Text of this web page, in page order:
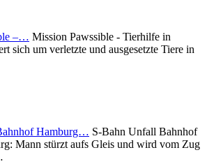
–… Mission Pawssible - Tierhilfe in
sich um verletzte und ausgesetzte Tiere in
Hamburg… S-Bahn Unfall Bahnhof
Mann stürzt aufs Gleis und wird vom Zug